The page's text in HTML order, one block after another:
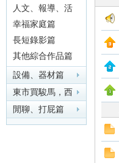
物篇
人文、報導、活
動篇
幸福家庭篇
長短錄影篇
其他綜合作品篇
設備、器材篇
東市買駿馬，西
市買鞍韉，南市
買轡
閒聊、打屁篇